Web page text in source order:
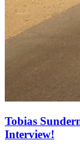
Tobias
Interview!